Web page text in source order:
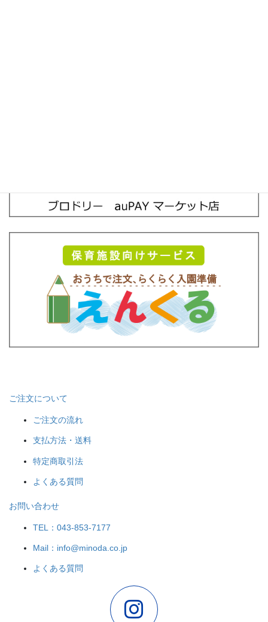
ご注文について
ご注文の流れ
支払方法・送料
特定商取引法
よくある質問
お問い合わせ
TEL：043-853-7177
Mail：info@minoda.co.jp
よくある質問